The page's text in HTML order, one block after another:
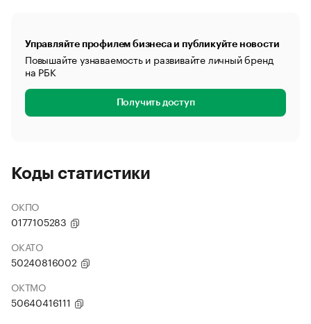
Управляйте профилем бизнеса и публикуйте новости
Повышайте узнаваемость и развивайте личный бренд
на РБК
Получить доступ
Коды статистики
ОКПО
0177105283
ОКАТО
50240816002
ОКТМО
50640416111